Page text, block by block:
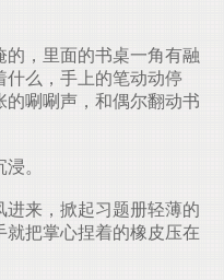
，里面的书桌一角有融
什么，手上的笔动动停
唰唰声，和偶尔翻动书
。
来，掀起习题册轻薄的
把掌心捏着的橡皮压在